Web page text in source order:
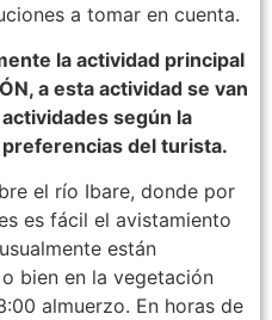
a tomar en cuenta.
la actividad principal
a esta actividad se van
según la
del turista.
el río Ibare, donde por
es fácil el avistamiento
están
bien en la vegetación
almuerzo. En horas de